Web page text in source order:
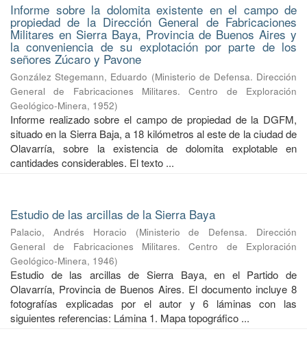
Informe sobre la dolomita existente en el campo de
propiedad de la Dirección General de Fabricaciones
Militares en Sierra Baya, Provincia de Buenos Aires y
la conveniencia de su explotación por parte de los
señores Zúcaro y Pavone
González Stegemann, Eduardo (Ministerio de Defensa. Dirección
General de Fabricaciones Militares. Centro de Exploración
Geológico-Minera, 1952)
Informe realizado sobre el campo de propiedad de la DGFM,
situado en la Sierra Baja, a 18 kilómetros al este de la ciudad de
Olavarría, sobre la existencia de dolomita explotable en
cantidades considerables. El texto ...
Estudio de las arcillas de la Sierra Baya
Palacio, Andrés Horacio (Ministerio de Defensa. Dirección
General de Fabricaciones Militares. Centro de Exploración
Geológico-Minera, 1946)
Estudio de las arcillas de Sierra Baya, en el Partido de
Olavarría, Provincia de Buenos Aires. El documento incluye 8
fotografías explicadas por el autor y 6 láminas con las
siguientes referencias: Lámina 1. Mapa topográfico ...